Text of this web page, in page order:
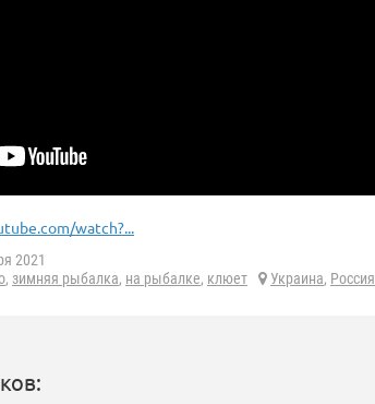
watch?...
2021
, зимняя рыбалка, на рыбалке, клюет Украина, Россия